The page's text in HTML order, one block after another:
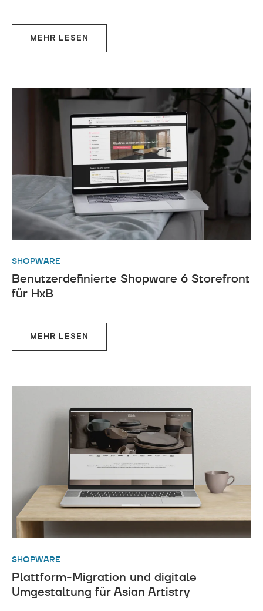
MEHR LESEN
SHOPWARE
Benutzerdefinierte Shopware 6 Storefront
für HxB
MEHR LESEN
SHOPWARE
Plattform-Migration und digitale
Umgestaltung für Asian Artistry